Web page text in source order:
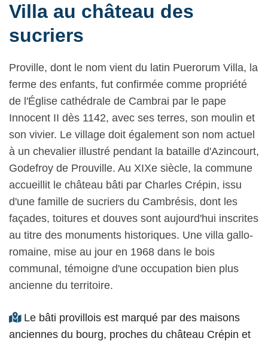
Villa au château des
sucriers
Proville, dont le nom vient du latin Puerorum Villa, la
ferme des enfants, fut confirmée comme propriété
de l'Église cathédrale de Cambrai par le pape
Innocent II dès 1142, avec ses terres, son moulin et
son vivier. Le village doit également son nom actuel
à un chevalier illustré pendant la bataille d'Azincourt,
Godefroy de Prouville. Au XIXe siècle, la commune
accueillit le château bâti par Charles Crépin, issu
d'une famille de sucriers du Cambrésis, dont les
façades, toitures et douves sont aujourd'hui inscrites
au titre des monuments historiques. Une villa gallo-
romaine, mise au jour en 1968 dans le bois
communal, témoigne d'une occupation bien plus
ancienne du territoire.
Le bâti provillois est marqué par des maisons
anciennes du bourg, proches du château Crépin et